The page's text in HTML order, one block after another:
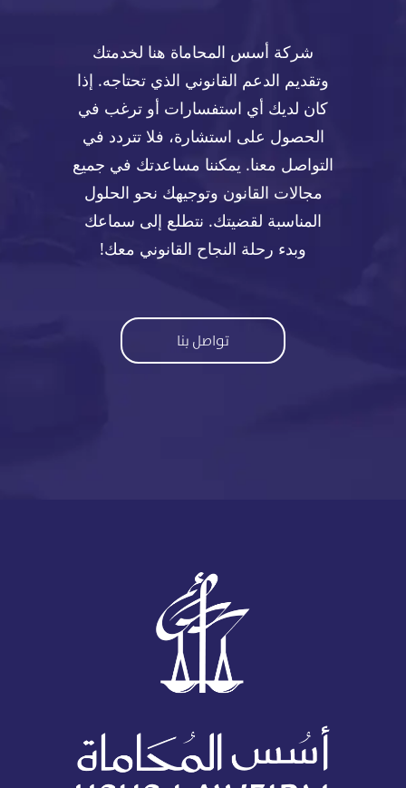
شركة أسس المحاماة هنا لخدمتك
وتقديم الدعم القانوني الذي تحتاجه. إذا
كان لديك أي استفسارات أو ترغب في
الحصول على استشارة، فلا تتردد في
التواصل معنا. يمكننا مساعدتك في جميع
مجالات القانون وتوجيهك نحو الحلول
المناسبة لقضيتك. نتطلع إلى سماعك
وبدء رحلة النجاح القانوني معك!
تواصل بنا